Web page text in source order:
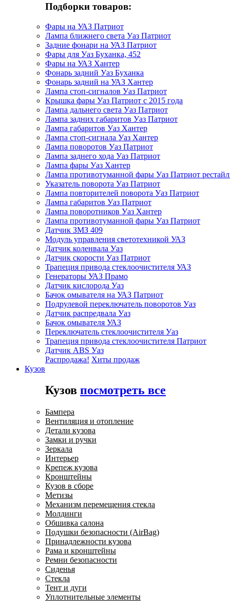
Подборки товаров:
Фары на УАЗ Патриот
Лампа ближнего света Уаз Патриот
Задние фонари на УАЗ Патриот
Фары для Уаз Буханка, 452
Фары на УАЗ Хантер
Фонарь задний Уаз Буханка
Фонарь задний на УАЗ Хантер
Лампа стоп-сигналов Уаз Патриот
Крышка фары Уаз Патриот с 2015 года
Лампа дальнего света Уаз Патриот
Лампа задних габаритов Уаз Патриот
Лампа габаритов Уаз Хантер
Лампа стоп-сигнала Уаз Хантер
Лампа поворотов Уаз Патриот
Лампа заднего хода Уаз Патриот
Лампа фары Уаз Хантер
Лампа противотуманной фары Уаз Патриот
Указатель поворота Уаз Патриот
Лампа повторителей поворота Уаз Патриот
Лампа габаритов Уаз Патриот
Лампа поворотников Уаз Хантер
Лампа противотуманной фары Уаз Патриот
Датчик ЗМЗ 409
Модуль управления светотехникой УАЗ
Датчик коленвала Уаз
Датчик скорости Уаз Патриот
Трапеция привода стеклоочистителя УАЗ
Генераторы УАЗ Прамо
Датчик кислорода Уаз
Бачок омывателя на УАЗ Патриот
Подрулевой переключатель поворотов Уаз
Датчик распредвала Уаз
Бачок омывателя УАЗ
Переключатель стеклоочистителя Уаз
Трапеция привода стеклоочистителя Патриот
Датчик ABS Уаз
Распродажа! Хиты продаж
Кузов
Кузов посмотреть все
Бампера
Вентиляция и отопление
Детали кузова
Замки и ручки
Зеркала
Интерьер
Крепеж кузова
Кронштейны
Кузов в сборе
Метизы
Механизм перемещения стекла
Молдинги
Обшивка салона
Подушки безопасности (AirBag)
Принадлежности кузова
Рама и кронштейны
Ремни безопасности
Сиденья
Стекла
Тент и дуги
Уплотнительные элементы